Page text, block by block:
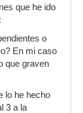
que he ido
o
En mi caso
que graven
lo he hecho
3 a la